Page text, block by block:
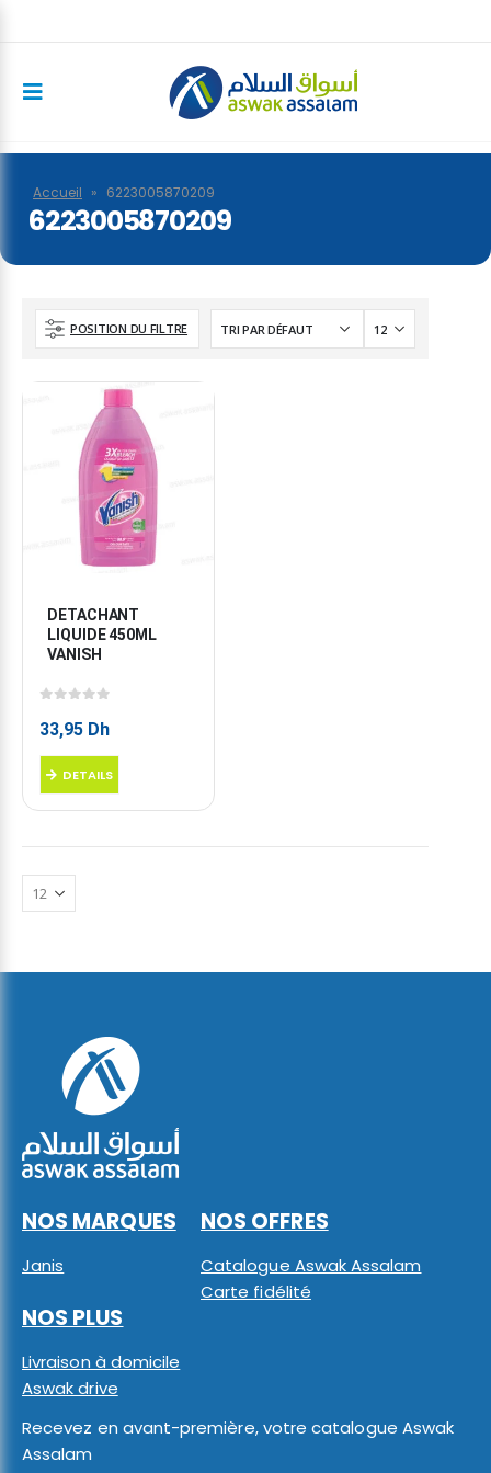
Accueil » 6223005870209
6223005870209
POSITION DU FILTRE
DETACHANT
LIQUIDE 450ML
VANISH
33,95 Dh
DETAILS
NOS MARQUES
Janis
NOS OFFRES
Catalogue Aswak Assalam
Carte fidélité
NOS PLUS
Livraison à domicile
Aswak drive
Recevez en avant-première, votre catalogue Aswak
Assalam